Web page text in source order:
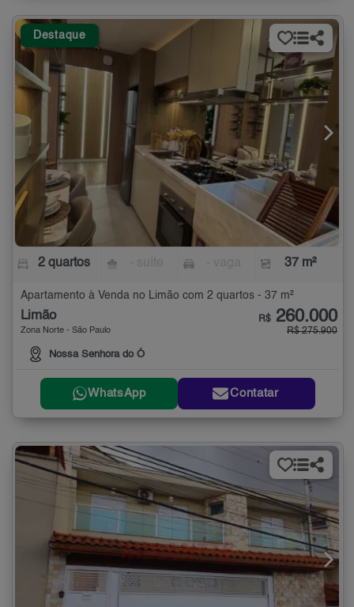
Destaque
2 quartos 37 m²
Apartamento à Venda no Limão com 2 quartos - 37 m²
Limão
Zona Norte - São Paulo
Nossa Senhora do Ó
R$ 260.000
R$ 275.900
WhatsApp Contatar